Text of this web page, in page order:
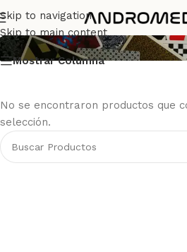
Skip to navigation
Skip to main content
jetsetter
Mostrar Columna
No se encontraron productos que
selección.